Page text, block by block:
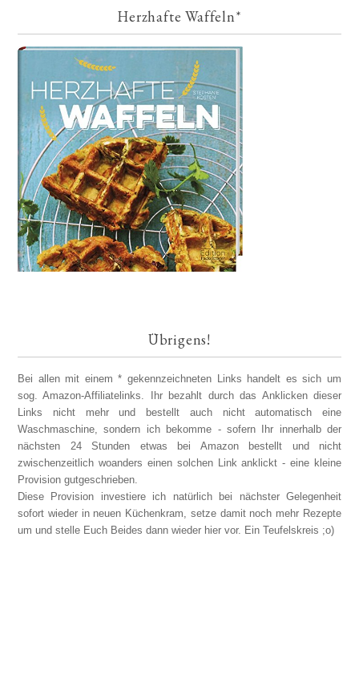
Herzhafte Waffeln*
Übrigens!
Bei allen mit einem * gekennzeichneten Links handelt es sich um
sog. Amazon-Affiliatelinks. Ihr bezahlt durch das Anklicken dieser
Links nicht mehr und bestellt auch nicht automatisch eine
Waschmaschine, sondern ich bekomme - sofern Ihr innerhalb der
nächsten 24 Stunden etwas bei Amazon bestellt und nicht
zwischenzeitlich woanders einen solchen Link anklickt - eine kleine
Provision gutgeschrieben.
Diese Provision investiere ich natürlich bei nächster Gelegenheit
sofort wieder in neuen Küchenkram, setze damit noch mehr Rezepte
um und stelle Euch Beides dann wieder hier vor. Ein Teufelskreis ;o)